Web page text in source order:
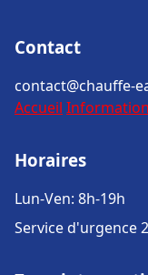
Contact
contact@chauffe-
Accueil
Horaires
Lun-Ven: 8h-19h
Service d'urgence